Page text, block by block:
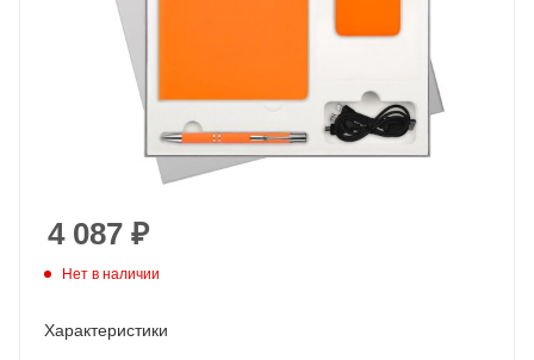
4 087 ₽
Нет в наличии
Характеристики